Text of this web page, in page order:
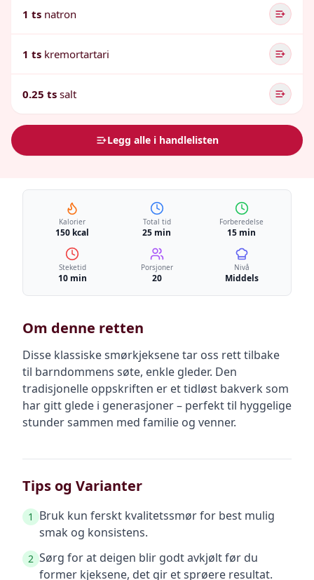
1 ts natron
1 ts kremortartari
0.25 ts salt
Legg alle i handlelisten
Kalorier
150 kcal
Total tid
25 min
Forberedelse
15 min
Steketid
10 min
Porsjoner
20
Nivå
Middels
Om denne retten
Disse klassiske smørkjeksene tar oss rett tilbake
til barndommens søte, enkle gleder. Den
tradisjonelle oppskriften er et tidløst bakverk som
har gitt glede i generasjoner – perfekt til hyggelige
stunder sammen med familie og venner.
Tips og Varianter
1
Bruk kun ferskt kvalitetssmør for best mulig
smak og konsistens.
2 Sørg for at deigen blir godt avkjølt før du
former kjeksene, det gir et sprøere resultat.